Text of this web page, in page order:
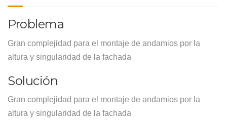
Problema
Gran complejidad para el montaje de andamios por la
altura y singularidad de la fachada
Solución
Gran complejidad para el montaje de andamios por la
altura y singularidad de la fachada